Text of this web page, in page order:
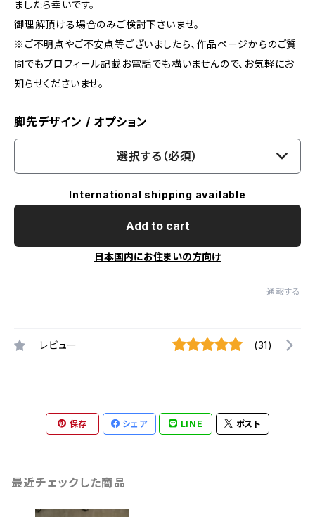
ましたら幸いです。
御理解頂ける場合のみご検討下さいませ。
※ご不明点やご不安点等ございましたら、作品ページからのご質
問でもプロフィール記載お電話でも構いませんので、お気軽にお
知らせくださいませ。
脚先デザイン / オプション
選択する（必須）
International shipping available
Add to cart
日本国内にお住まいの方向け
通報する
レビュー (31)
保存 シェア LINE ポスト
最近チェックした商品